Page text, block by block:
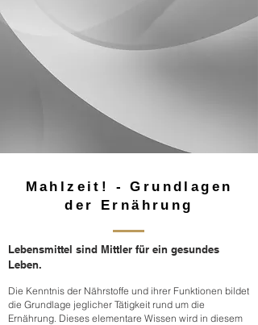
Mahlzeit! - Grundlagen
der Ernährung
Lebensmittel sind Mittler für ein gesundes
Leben.
Die Kenntnis der Nährstoffe und ihrer Funktionen bildet
die Grundlage jeglicher Tätigkeit rund um die
Ernährung. Dieses elementare Wissen wird in diesem